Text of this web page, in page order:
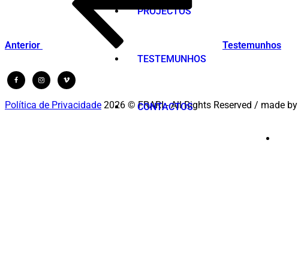
PROJECTOS
TESTEMUNHOS
CONTACTOS
Anterior Testemunhos
Política de Privacidade 2026 © FRARI - All Rights Reserved / made by